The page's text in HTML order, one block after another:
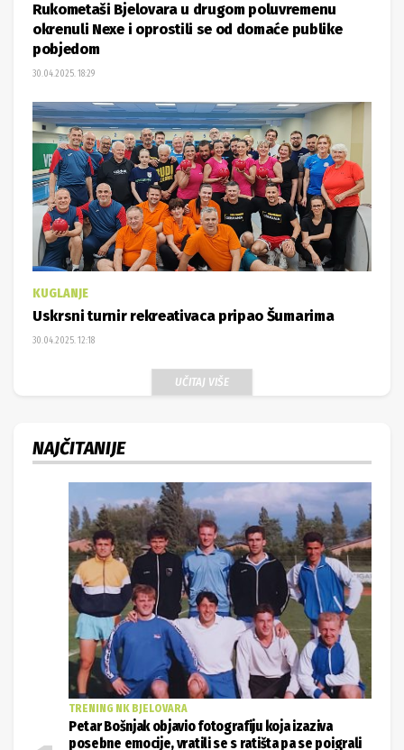
KUGLANJE
Uskrsni turnir rekreativaca pripao Šumarima
30.04.2025. 12:18
UČITAJ VIŠE
NAJČITANIJE
TRENING NK BJELOVARA
Petar Bošnjak objavio fotografiju koja izaziva
posebne emocije, vratili se s ratišta pa se poigrali
sa zagrebačkom Croatijom
21.02.2025. 11:48
POZNATO LICE S TRAVNJAKA
Sutkinja Kristina Veljačić o 16 godina karijere, prvoj
prosidbi na terenu, ali i najružnijoj situaciji u životu
17.04.2023. 17:36